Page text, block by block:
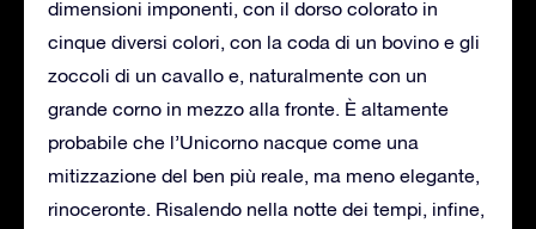
dimensioni imponenti, con il dorso colorato in
cinque diversi colori, con la coda di un bovino e gli
zoccoli di un cavallo e, naturalmente con un
grande corno in mezzo alla fronte. È altamente
probabile che l’Unicorno nacque come una
mitizzazione del ben più reale, ma meno elegante,
rinoceronte. Risalendo nella notte dei tempi, infine,